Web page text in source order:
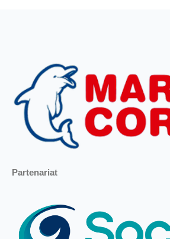
Partenariat